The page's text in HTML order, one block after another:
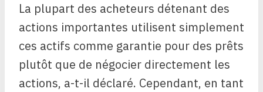
La plupart des acheteurs détenant des
actions importantes utilisent simplement
ces actifs comme garantie pour des prêts
plutôt que de négocier directement les
actions, a-t-il déclaré. Cependant, en tant